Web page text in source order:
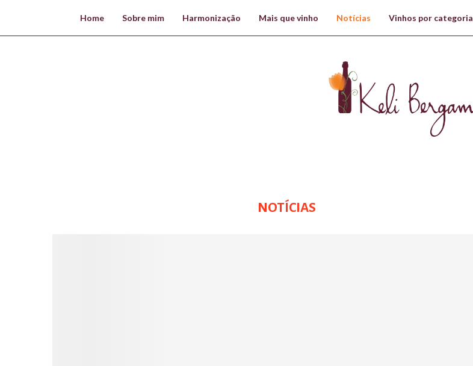
Home Sobre mim Harmonização Mais que vinho Notícias Vinhos por categoria
NOTÍCIAS